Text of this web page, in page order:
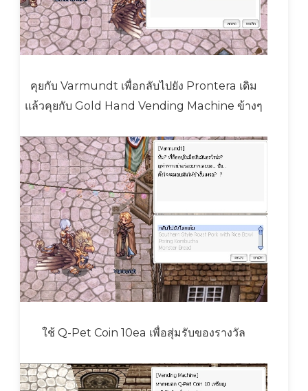
คุยกับ Varmundt เพื่อกลับไปยัง Prontera เดิม
แล้วคุยกับ Gold Hand Vending Machine ข้างๆ
ใช้ Q-Pet Coin 10ea เพื่อสุ่มรับของรางวัล